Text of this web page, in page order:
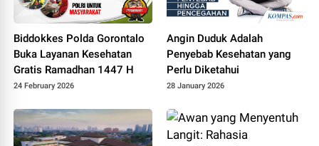
Biddokkes Polda Gorontalo
Buka Layanan Kesehatan
Gratis Ramadhan 1447 H
24 February 2026
Angin Duduk Adalah
Penyebab Kesehatan yang
Perlu Diketahui
28 January 2026